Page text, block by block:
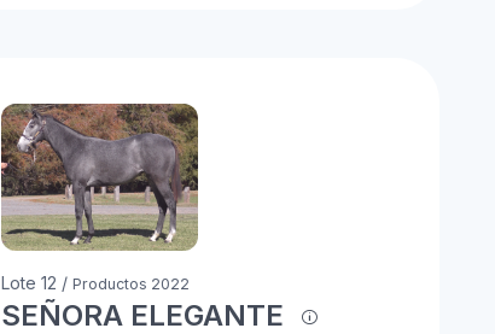
Lote 12 / Productos 2022
SEÑORA ELEGANTE